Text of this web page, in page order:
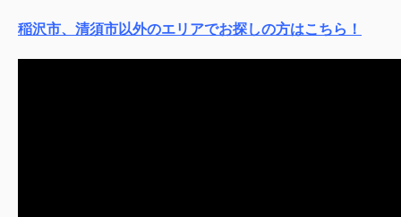
稲沢市、清須市以外のエリアでお探しの方はこちら！